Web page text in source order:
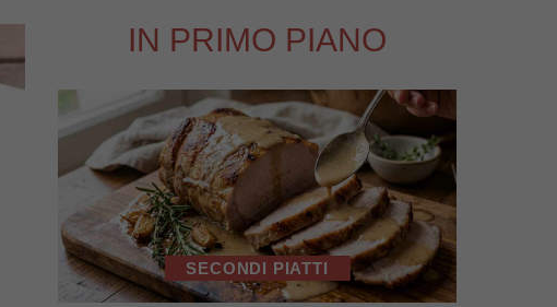
IN PRIMO PIANO
SECONDI PIATTI